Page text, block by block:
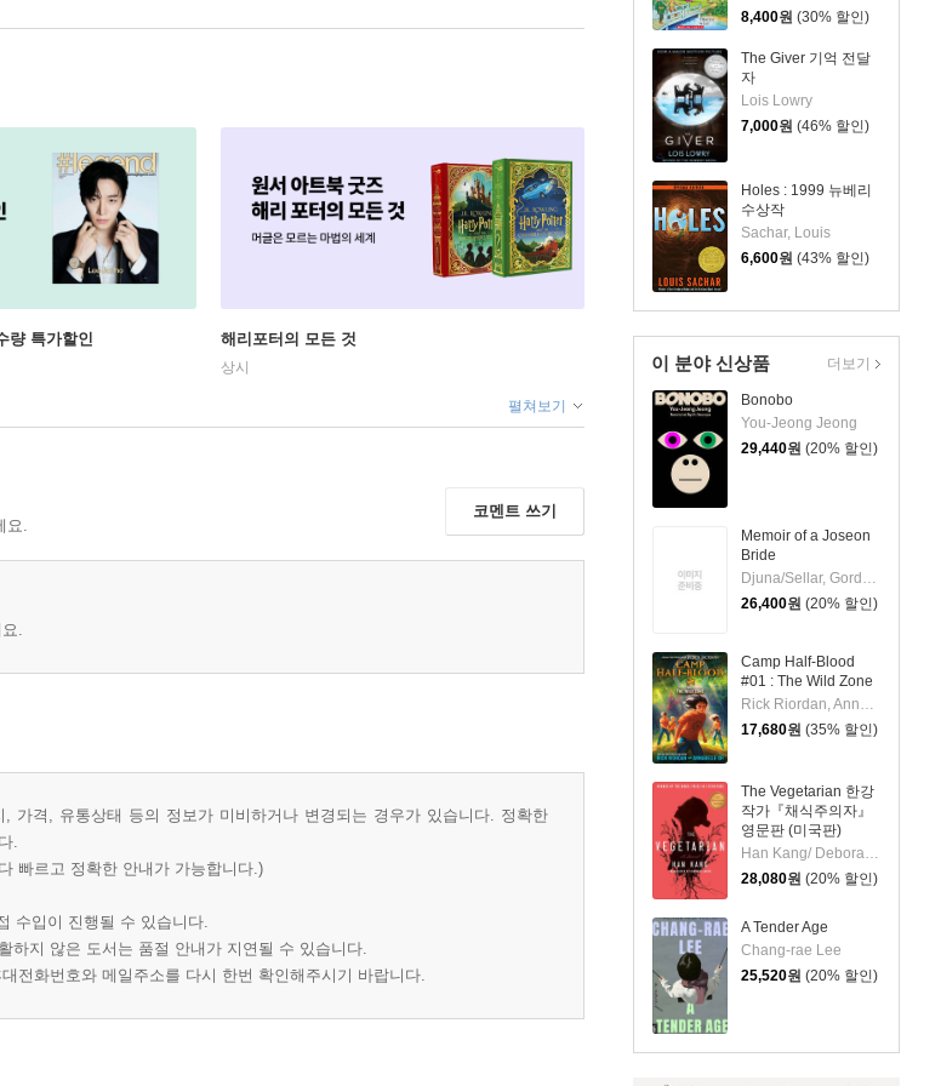
8,400원 (30% 할인)
The Giver 기억 전달
자
Lois Lowry
7,000원 (46% 할인)
Holes : 1999 뉴베리
수상작
Sachar, Louis
6,600원 (43% 할인)
이 분야 신상품
Bonobo
You-Jeong Jeong
29,440원 (20% 할인)
Memoir of a Joseon
Bride
Djuna/Sellar, Gord(TRN)
26,400원 (20% 할인)
Camp Half-Blood
#01 : The Wild Zone
Rick Riordan, Annabelle Oh
17,680원 (35% 할인)
The Vegetarian 한강
작가『채식주의자』
영문판 (미국판)
Han Kang/ Deborah Smith (TRN)
28,080원 (20% 할인)
A Tender Age
Chang-rae Lee
25,520원 (20% 할인)
더보기
량 특가할인 해리포터의 모든 것
상시
펼쳐보기
요.
코멘트 쓰기
.
가격, 유통상태 등의 정보가 미비하거나 변경되는 경우가 있습니다. 정확한
.
빠르고 정확한 안내가 가능합니다.)
수입이 진행될 수 있습니다.
하지 않은 도서는 품절 안내가 지연될 수 있습니다.
전화번호와 메일주소를 다시 한번 확인해주시기 바랍니다.